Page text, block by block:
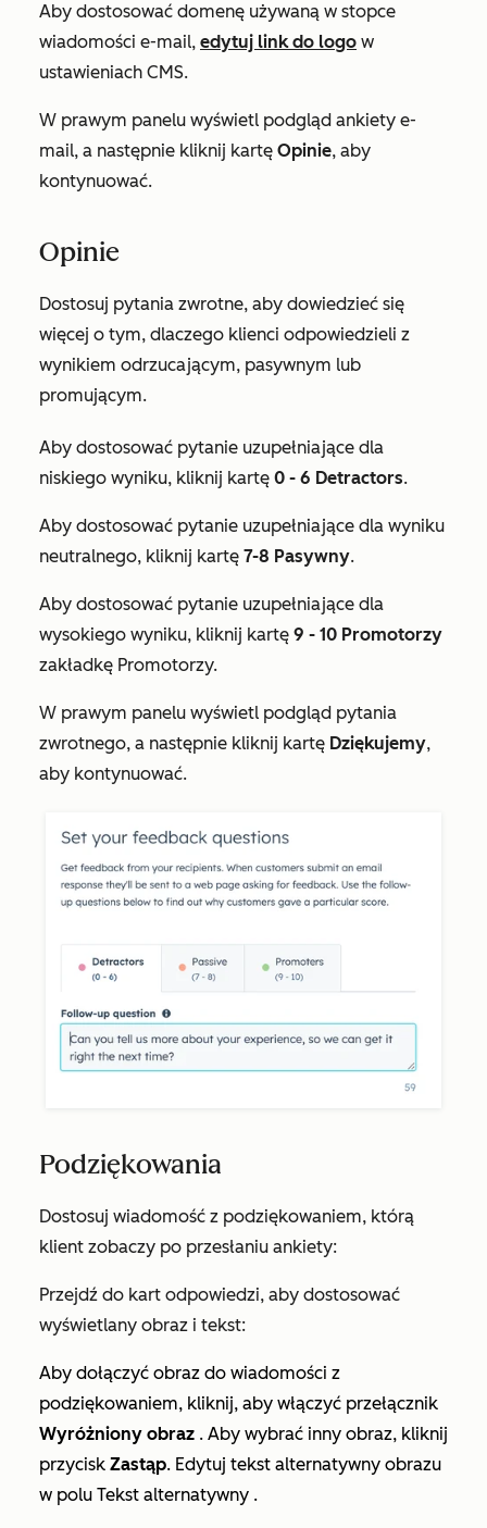
Aby dostosować domenę używaną w stopce
wiadomości e-mail, edytuj link do logo w
ustawieniach CMS.
W prawym panelu wyświetl podgląd ankiety e-
mail, a następnie kliknij kartę Opinie, aby
kontynuować.
Opinie
Dostosuj pytania zwrotne, aby dowiedzieć się
więcej o tym, dlaczego klienci odpowiedzieli z
wynikiem odrzucającym, pasywnym lub
promującym.
Aby dostosować pytanie uzupełniające dla
niskiego wyniku, kliknij kartę 0 - 6 Detractors.
Aby dostosować pytanie uzupełniające dla wyniku
neutralnego, kliknij kartę 7-8 Pasywny.
Aby dostosować pytanie uzupełniające dla
wysokiego wyniku, kliknij kartę 9 - 10 Promotorzy
zakładkę Promotorzy.
W prawym panelu wyświetl podgląd pytania
zwrotnego, a następnie kliknij kartę Dziękujemy,
aby kontynuować.
Podziękowania
Dostosuj wiadomość z podziękowaniem, którą
klient zobaczy po przesłaniu ankiety:
Przejdź do kart odpowiedzi, aby dostosować
wyświetlany obraz i tekst:
Aby dołączyć obraz do wiadomości z
podziękowaniem, kliknij, aby włączyć przełącznik
Wyróżniony obraz . Aby wybrać inny obraz, kliknij
przycisk Zastąp. Edytuj tekst alternatywny obrazu
w polu Tekst alternatywny .